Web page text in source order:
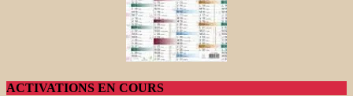
ACTIVATIONS EN COURS